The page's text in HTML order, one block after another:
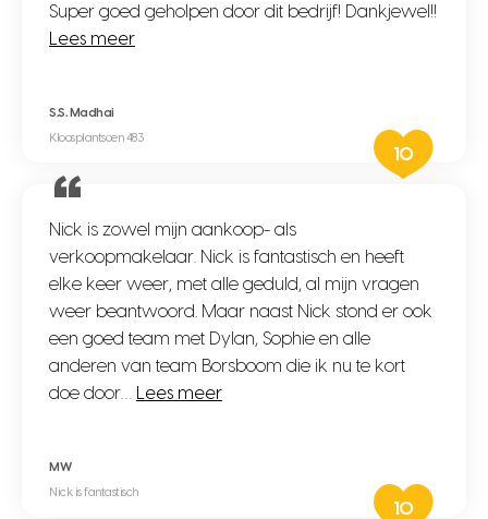
Super goed geholpen door dit bedrijf! Dankjewel!!
Lees meer
S.S. Madhai
Kloosplantsoen 483
10
Nick is zowel mijn aankoop- als
verkoopmakelaar. Nick is fantastisch en heeft
elke keer weer, met alle geduld, al mijn vragen
weer beantwoord. Maar naast Nick stond er ook
een goed team met Dylan, Sophie en alle
anderen van team Borsboom die ik nu te kort
doe door…
Lees meer
MW
Nick is fantastisch
10